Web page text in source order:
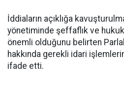
İddiaların açıklığa
yönetiminde şeffaflık ve
önemli olduğunu belirten
hakkında gerekli idari
ifade etti.